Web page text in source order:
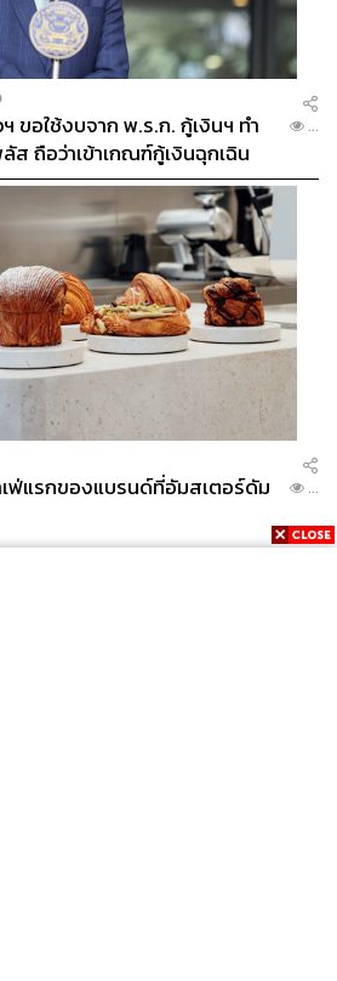
ขอใช้งบจาก พ.ร.ก. กู้เงินฯ ทำ
ส ถือว่าเข้าเกณฑ์กู้เงินฉุกเฉิน
...
ฟ่แรกของแบรนด์ที่อัมสเตอร์ดัม ...